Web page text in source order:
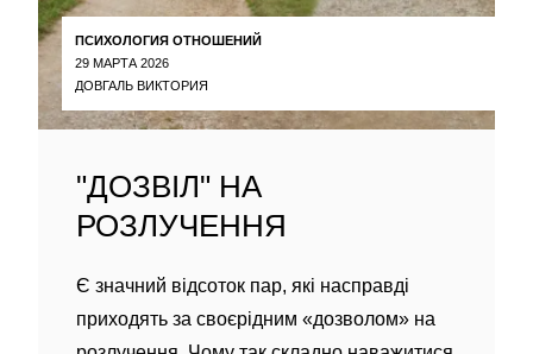
ПСИХОЛОГИЯ ОТНОШЕНИЙ
29 МАРТА 2026
ДОВГАЛЬ ВИКТОРИЯ
"ДОЗВІЛ" НА
РОЗЛУЧЕННЯ
Є значний відсоток пар, які насправді
приходять за своєрідним «дозволом» на